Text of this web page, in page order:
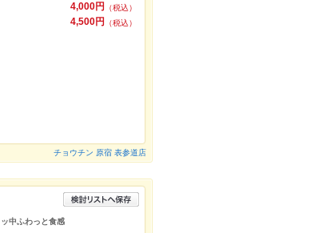
4,000円
（税込）
4,500円
（税込）
チョウチン 原宿 表参道店
中ふわっと食感